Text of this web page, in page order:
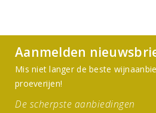
Aanmelden
Mis niet langer de beste
proeverijen!
De scherpste aanbiedingen